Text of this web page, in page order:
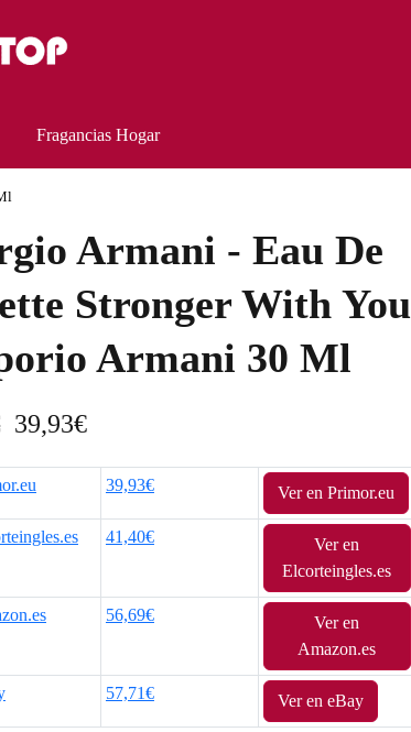
Fragancias Hogar
Armani - Eau De
Stronger With You
Armani 30 Ml
E
l
r
e
c
i
39,93€E
l
e
i
39,93€ Ver en Primor.eu
41,40€
Ver en
Elcorteingles.es
56,69€
Ver en
Amazon.es
57,71€ Ver en eBay